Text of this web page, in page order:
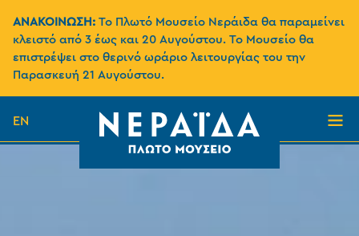
ΑΝΑΚΟΙΝΩΣΗ: Το Πλωτό Μουσείο Νεράιδα θα παραμείνει
κλειστό από 3 έως και 20 Αυγούστου. Το Μουσείο θα
επιστρέψει στο θερινό ωράριο λειτουργίας του την
Παρασκευή 21 Αυγούστου.
EN